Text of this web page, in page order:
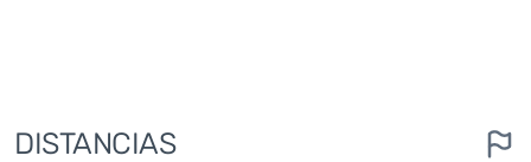
DISTANCIAS